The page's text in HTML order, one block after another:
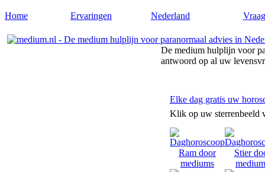
Home Ervaringen Nederland
De medium hulplijn voor
antwoord op al uw
Elke dag gratis uw
Klik op uw sterrenbeeld